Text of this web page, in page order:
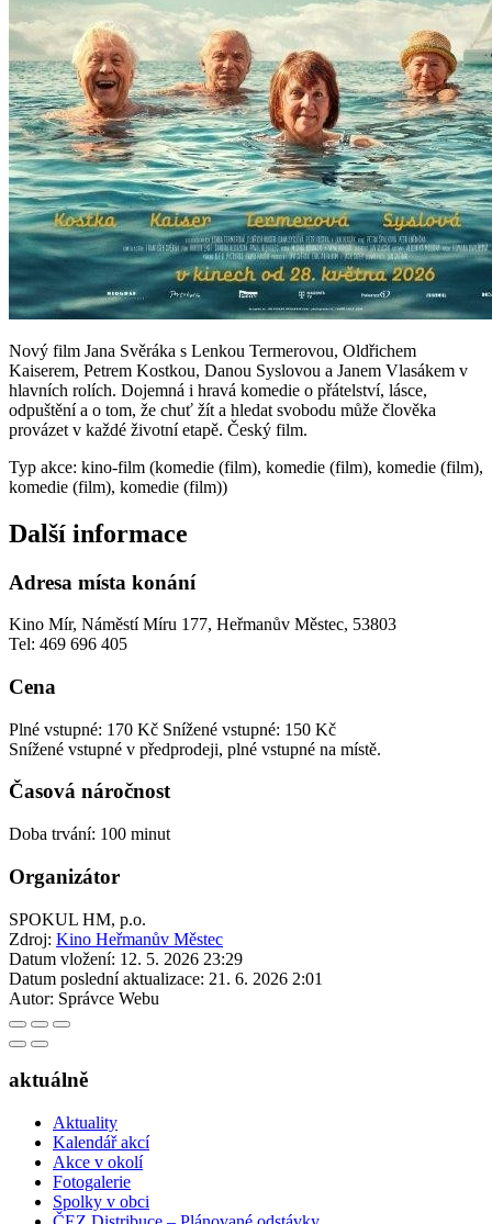
Nový film Jana Svěráka s Lenkou Termerovou, Oldřichem
Kaiserem, Petrem Kostkou, Danou Syslovou a Janem Vlasákem v
hlavních rolích. Dojemná i hravá komedie o přátelství, lásce,
odpuštění a o tom, že chuť žít a hledat svobodu může člověka
provázet v každé životní etapě. Český film.
Typ akce: kino-film (komedie (film), komedie (film), komedie (film),
komedie (film), komedie (film))
Další informace
Adresa místa konání
Kino Mír, Náměstí Míru 177, Heřmanův Městec, 53803
Tel: 469 696 405
Cena
Plné vstupné: 170 Kč Snížené vstupné: 150 Kč
Snížené vstupné v předprodeji, plné vstupné na místě.
Časová náročnost
Doba trvání: 100 minut
Organizátor
SPOKUL HM, p.o.
Zdroj: Kino Heřmanův Městec
Datum vložení: 12. 5. 2026 23:29
Datum poslední aktualizace: 21. 6. 2026 2:01
Autor: Správce Webu
aktuálně
Aktuality
Kalendář akcí
Akce v okolí
Fotogalerie
Spolky v obci